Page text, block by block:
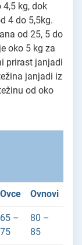
kg, dok
4 do 5,5kg.
od 25, 5 do
oko 5 kg za
prirast janjadi
janjadi iz
od oko
Ovce Ovnovi
65 –
75
80 –
85